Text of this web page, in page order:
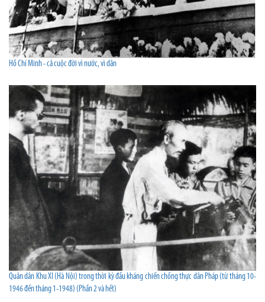
Hồ Chí Minh - cả cuộc đời vì nước, vì dân
Quân dân Khu XI (Hà Nội) trong thời kỳ đầu kháng chiến chống thực dân Pháp (từ tháng 10-
1946 đến tháng 1-1948) (Phần 2 và hết)